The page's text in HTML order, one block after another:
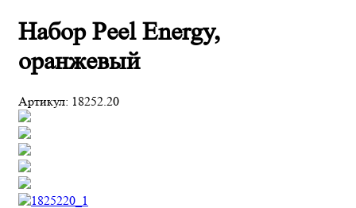
Набор Peel Energy,
оранжевый
Артикул: 18252.20